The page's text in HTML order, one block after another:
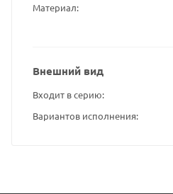
Материал
Внешний вид
Входит в серию
Вариантов исполнения